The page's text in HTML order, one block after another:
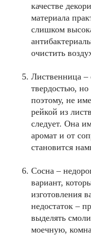
качестве
материала
слишком
очистить
Лиственница –
твердостью,
поэтому, не
рейкой из
следует. Она
аромат и от
становится
Сосна –
вариант,
изготовления
недостаток –
выделять
моечную,